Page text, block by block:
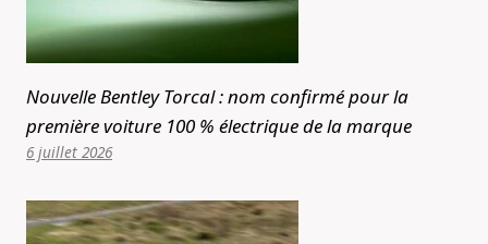
Nouvelle Bentley Torcal : nom confirmé pour la
première voiture 100 % électrique de la marque
6 juillet 2026